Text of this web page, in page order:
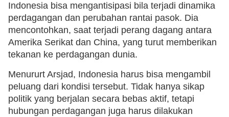
Indonesia bisa mengantisipasi bila terjadi dinamika
perdagangan dan perubahan rantai pasok. Dia
mencontohkan, saat terjadi perang dagang antara
Amerika Serikat dan China, yang turut memberikan
tekanan ke perdagangan dunia.
Menururt Arsjad, Indonesia harus bisa mengambil
peluang dari kondisi tersebut. Tidak hanya sikap
politik yang berjalan secara bebas aktif, tetapi
hubungan perdagangan juga harus dilakukan